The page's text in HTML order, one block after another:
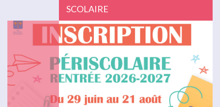
SCOLAIRE